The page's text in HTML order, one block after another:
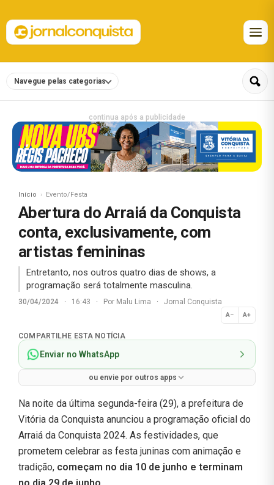
Navegue pelas categorias
continua após a publicidade
Início Evento/Festa
Abertura do Arraiá da Conquista
conta, exclusivamente, com
artistas femininas
Entretanto, nos outros quatro dias de shows, a
programação será totalmente masculina.
30/04/2024 · 16:43 · Por Malu Lima · Jornal Conquista
A− A+
Normal
COMPARTILHE ESTA NOTÍCIA
Enviar no WhatsApp
ou envie por outros apps
Na noite da última segunda-feira (29), a prefeitura de
Vitória da Conquista anunciou a programação oficial do
Arraiá da Conquista 2024. As festividades, que
prometem celebrar as festa juninas com animação e
tradição, começam no dia 10 de junho e terminam